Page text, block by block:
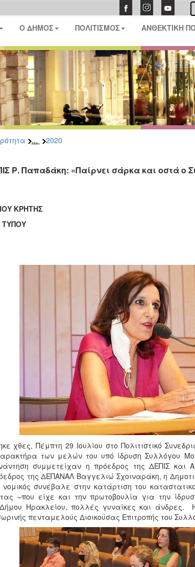
Ο ΔΗΜΟΣ ΠΟΛΙΤΙΣΜΟΣ ΑΝΘΕΚΤΙΚΗ
... 2020
Ρ. Παπαδάκη: «Παίρνει σάρκα και οστά ο
ΚΡΗΤΗΣ
χθες, Πέμπτη 29 Ιουλίου στο Πολιτιστικό
των μελών του υπό ίδρυση Συλλόγου
συμμετείχαν η πρόεδρος της ΔΕΠΙΣ και
της ΔΕΠΑΝΑΛ Βαγγελιώ Σχοιναράκη, η
νομικός συνέβαλε στην κατάρτιση του
–που είχε και την πρωτοβουλία για την
Ηρακλείου, πολλές γυναίκες και άνδρες.
πενταμελούς Διοικούσας Επιτροπής του